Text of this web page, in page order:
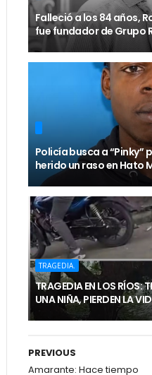
Falleció a los 84 años,
fue fundador de Grupo
Policía busca a “Pinky”
herido un raso en Hato
TRAGEDIA.
TRAGEDIA EN LOS RÍOS:
UNA NIÑA, PIERDEN LA
PREVIOUS
Amarante: Hace tiempo